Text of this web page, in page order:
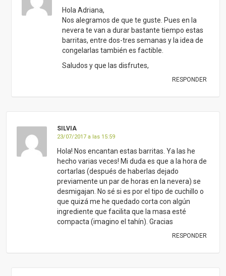
Hola Adriana,
Nos alegramos de que te guste. Pues en la
nevera te van a durar bastante tiempo estas
barritas, entre dos-tres semanas y la idea de
congelarlas también es factible.
Saludos y que las disfrutes,
RESPONDER
SILVIA
23/07/2017 a las 15:59
Hola! Nos encantan estas barritas. Ya las he
hecho varias veces! Mi duda es que a la hora de
cortarlas (después de haberlas dejado
previamente un par de horas en la nevera) se
desmigajan. No sé si es por el tipo de cuchillo o
que quizá me he quedado corta con algún
ingrediente que facilita que la masa esté
compacta (imagino el tahín). Gracias
RESPONDER